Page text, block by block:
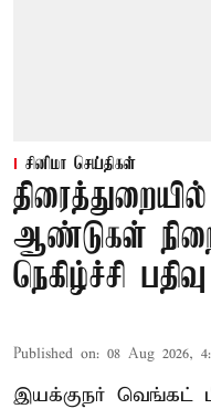
சினிமா செய்திகள்
ஆண்டுகள்
நெகிழ்ச்சி பதிவு
Published on: 08 Aug 2026,
இயக்குநர் வெங்கட்